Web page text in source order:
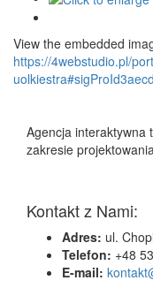
View the embedded
https://4webstudio.pl/
Agencja interaktywna
zakresie
Kontakt z Nami:
Adres: ul.
Telefon: +48
E-mail: